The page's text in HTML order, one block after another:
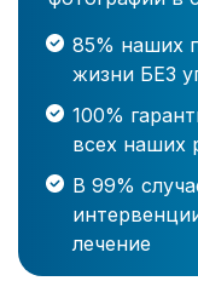
85% наших
жизни БЕЗ
100%
всех наших
В 99%
лечение